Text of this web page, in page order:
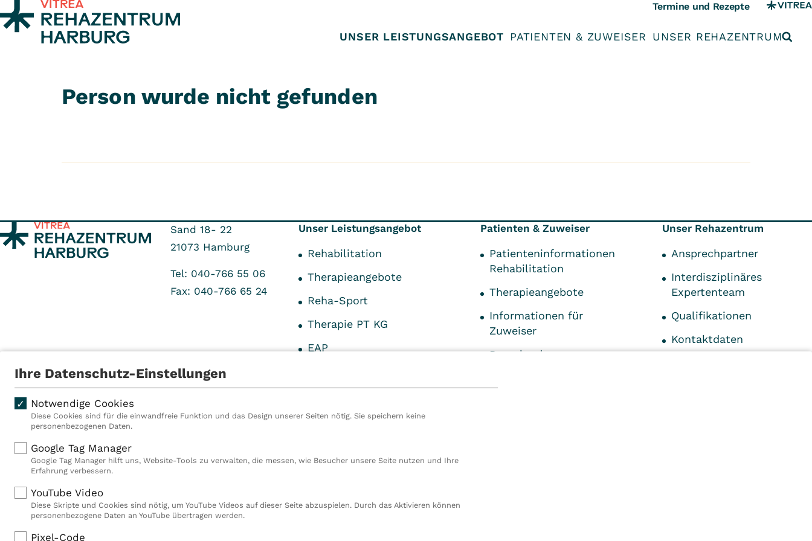
Zum Inhalt springen Termine und Rezepte
UNSER LEISTUNGSANGEBOT PATIENTEN & ZUWEISER UNSER REHAZENTRUM
Person wurde nicht gefunden
Sand 18- 22
21073 Hamburg
Tel: 040-766 55 06
Fax: 040-766 65 24
Unser Leistungsangebot
Rehabilitation
Therapieangebote
Reha-Sport
Therapie PT KG
EAP
Patienten & Zuweiser
Patienteninformationen
Rehabilitation
Therapieangebote
Informationen für
Zuweiser
Downloads
Unser Rehazentrum
Ansprechpartner
Interdisziplinäres
Expertenteam
Qualifikationen
Kontaktdaten
Als VITREA Deutschland gehören wir zur VITREA Gruppe in Wien, dem zweitgrößten
Rahmen der Gruppe betreiben wir 80 stationäre und ambulante Einrichtungen in
Akutkliniken, acht ambulante Rehazentren, zwei Medizinische Versorgungszentren
Ihre Datenschutz-Einstellungen
Notwendige Cookies
Diese Cookies sind für die einwandfreie Funktion und das Design unserer Seiten nötig. Sie speichern keine
personenbezogenen Daten.
Google Tag Manager
Google Tag Manager hilft uns, Website-Tools zu verwalten, die messen, wie Besucher unsere Seite nutzen und Ihre
Erfahrung verbessern.
YouTube Video
Diese Skripte und Cookies sind nötig, um YouTube Videos auf dieser Seite abzuspielen. Durch das Aktivieren können
personenbezogene Daten an YouTube übertragen werden.
Pixel-Code